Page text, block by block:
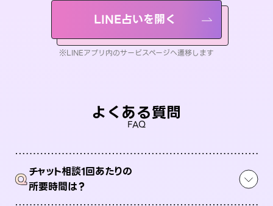
LINE占いを開く
※LINEアプリ内のサービスページへ遷移します
よくある質問
FAQ
Qチャット相談1回あたりの
所要時間は？